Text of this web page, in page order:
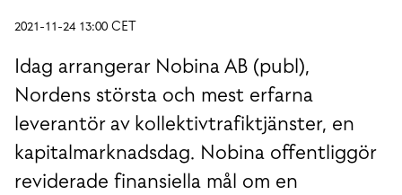
2021-11-24 13:00 CET
Idag arrangerar Nobina AB (publ),
Nordens största och mest erfarna
leverantör av kollektivtrafiktjänster, en
kapitalmarknadsdag. Nobina offentliggör
reviderade finansiella mål om en